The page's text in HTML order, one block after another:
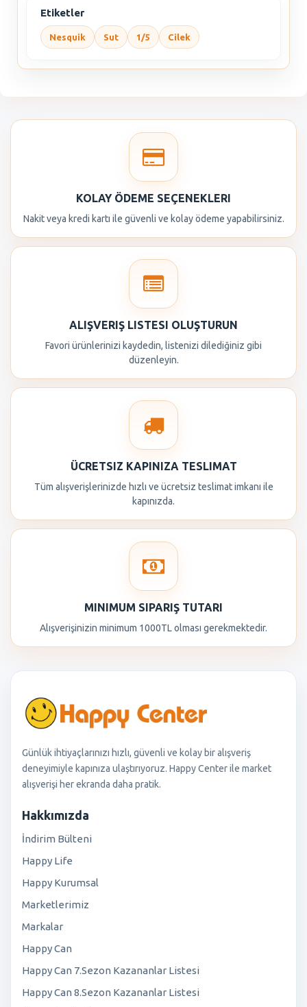
Etiketler
Nesquik Sut 1/5 Cilek
KOLAY ÖDEME SEÇENEKLERI
Nakit veya kredi kartı ile güvenli ve kolay ödeme yapabilirsiniz.
ALIŞVERIŞ LISTESI OLUŞTURUN
Favori ürünlerinizi kaydedin, listenizi dilediğiniz gibi
düzenleyin.
ÜCRETSIZ KAPINIZA TESLIMAT
Tüm alışverişlerinizde hızlı ve ücretsiz teslimat imkanı ile
kapınızda.
MINIMUM SIPARIŞ TUTARI
Alışverişinizin minimum 1000TL olması gerekmektedir.
Günlük ihtiyaçlarınızı hızlı, güvenli ve kolay bir alışveriş
deneyimiyle kapınıza ulaştırıyoruz. Happy Center ile market
alışverişi her ekranda daha pratik.
Hakkımızda
İndirim Bülteni
Happy Life
Happy Kurumsal
Marketlerimiz
Markalar
Happy Can
Happy Can 7.Sezon Kazananlar Listesi
Happy Can 8.Sezon Kazananlar Listesi